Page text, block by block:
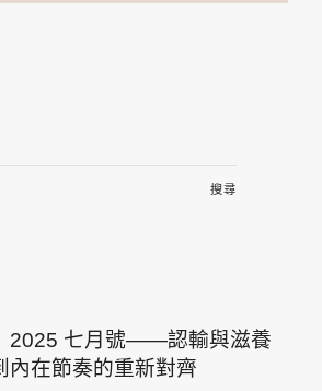
2025 七月號——認輸與滋養
內在節奏的重新對齊